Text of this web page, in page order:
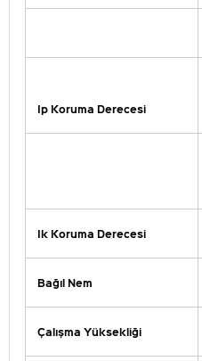
Ip Koruma Derecesi
Ik Koruma Derecesi
Bağıl Nem
Çalışma Yüksekliği